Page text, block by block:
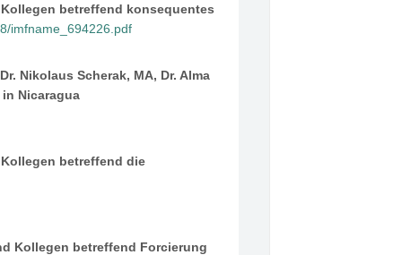
betreffend konsequentes
imfname_694226.pdf
Nikolaus Scherak, MA, Dr. Alma
Nicaragua
betreffend die
Kollegen betreffend Forcierung